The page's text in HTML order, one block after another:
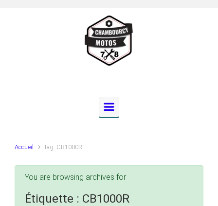
Accueil Tag: CB1000R
You are browsing archives for
Étiquette : CB1000R